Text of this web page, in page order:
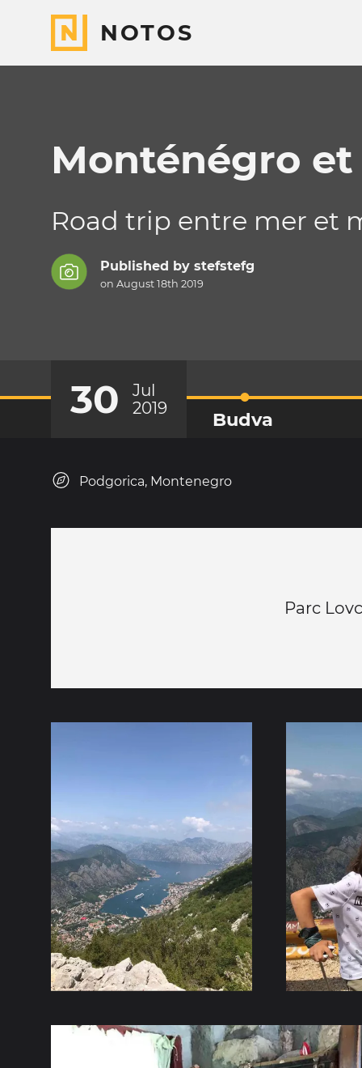
NOTOS
Monténégro et
Road trip entre mer et
Published by stefstefg
on August 18th 2019
30
Jul
2019
Budva
Podgorica, Montenegro
Parc